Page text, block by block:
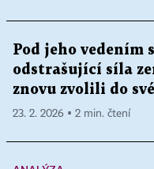
Pod jeho vedením
odstrašující síla
znovu zvolili do
23. 2. 2026 ▪ 2 min. čtení